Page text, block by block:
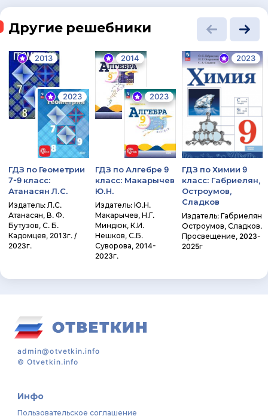
Другие решебники
2013
2023
ГДЗ по Геометрии
7-9 класс:
Атанасян Л.С.
Издатель: Л.С.
Атанасян, В. Ф.
Бутузов, С. Б.
Кадомцев, 2013г. /
2023г.
2014
2023
ГДЗ по Алгебре 9
класс: Макарычев
Ю.Н.
Издатель: Ю.Н.
Макарычев, Н.Г.
Миндюк, К.И.
Нешков, С.Б.
Суворова, 2014-
2023г.
2023
ГДЗ по Химии 9
класс: Габриелян,
Остроумов,
Сладков
Издатель: Габриелян
Остроумов, Сладков.
Просвещение, 2023-
2025г
admin@otvetkin.info
©Otvetkin.info
Инфо
Пользовательское соглашение